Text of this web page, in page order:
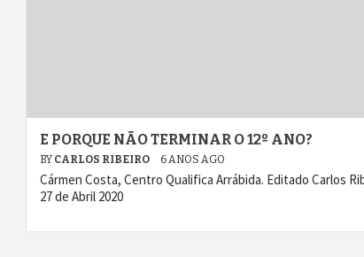
E PORQUE NÃO TERMINAR O 12º ANO?
BY CARLOS RIBEIRO 6 ANOS AGO
Cármen Costa, Centro Qualifica Arrábida. Editado Carlos
27 de Abril 2020